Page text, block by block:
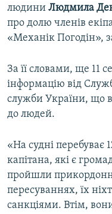
Усі сайти RFE/RL
людини Людмила
про долю членів
«Механік Погодін»,
За її словами, ще 11
інформацію від
служби України, що
до людей.
«На судні перебуває
капітана, які є
пройшли
пересуваннях, їх
санкціями. Втім,